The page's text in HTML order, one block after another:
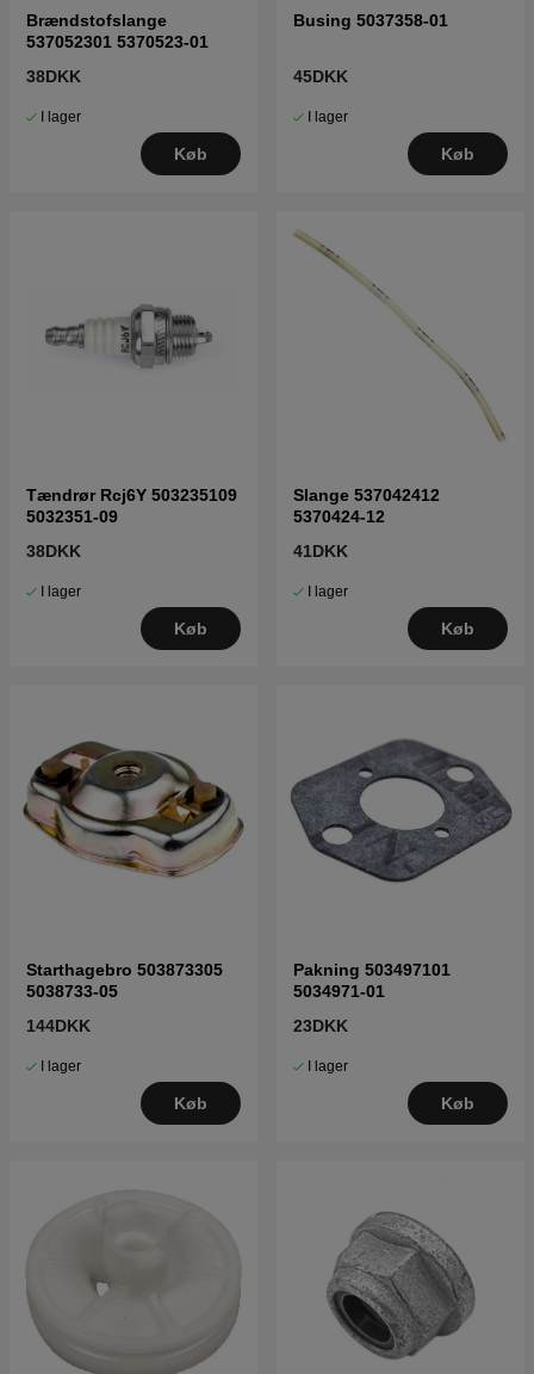
Brændstofslange
537052301 5370523-01
38DKK
I lager
Køb
Busing 5037358-01
45DKK
I lager
Køb
Tændrør Rcj6Y 503235109
5032351-09
38DKK
I lager
Køb
Slange 537042412
5370424-12
41DKK
I lager
Køb
Starthagebro 503873305
5038733-05
144DKK
I lager
Køb
Pakning 503497101
5034971-01
23DKK
I lager
Køb